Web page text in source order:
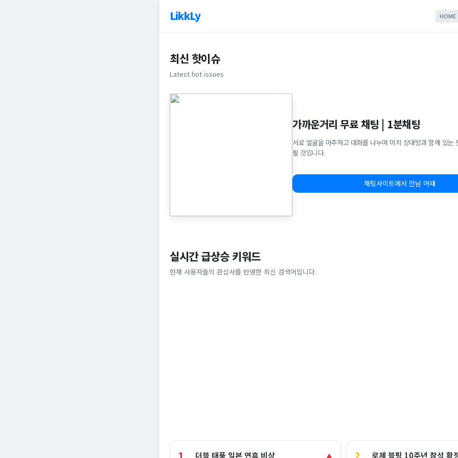
LikkLy HOME
최신 핫이슈
Latest hot issues
가까운거리 무료 채팅 | 1분채팅
서로 얼굴을 마주하고 대화를 나누며 마치 상대방과 함께 있는
될 것입니다.
채팅사이트에서 만남 어때
실시간 급상승 키워드
현재 사용자들의 관심사를 반영한 최신 검색어입니다.
더블 태풍 일본 연휴 비상 ▲ 2 로제 블핑 10주년 참석 확